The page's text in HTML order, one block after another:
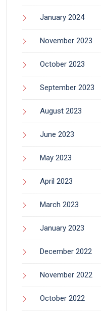
January 2024
November 2023
October 2023
September 2023
August 2023
June 2023
May 2023
April 2023
March 2023
January 2023
December 2022
November 2022
October 2022